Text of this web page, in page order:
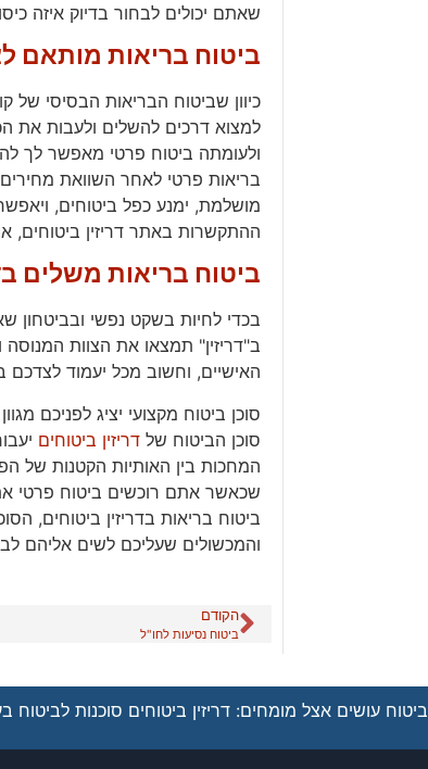
שאתם יכולים לבחור בדיוק איזה
ביטוח בריאות מותאם
כיוון שביטוח הבריאות הבסיסי
למצוא דרכים להשלים ולעבות את
ולעומתה ביטוח פרטי מאפשר לך
בריאות פרטי לאחר השוואת
מושלמת, ימנע כפל ביטוחים,
ההתקשרות באתר דריזין ביטוחים, או
ביטוח בריאות משלים
בכדי לחיות בשקט נפשי ובביטחון
ב"דריזין" תמצאו את הצוות
האישיים, וחשוב מכל יעמוד
סוכן ביטוח מקצועי יציג לפניכם
סוכן הביטוח של דריזין ביטוחים
המחכות בין האותיות הקטנות של
שכאשר אתם רוכשים ביטוח פרטי
ביטוח בריאות בדריזין ביטוחים,
והמכשולים שעליכם לשים אליהם
הקודם
ביטוח נסיעות לחו"ל
ביטוח עושים אצל מומחים: דריזין ביטוחים סוכנות לביטוח